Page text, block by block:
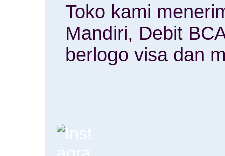
Toko kami
Mandiri, Debit
berlogo visa dan